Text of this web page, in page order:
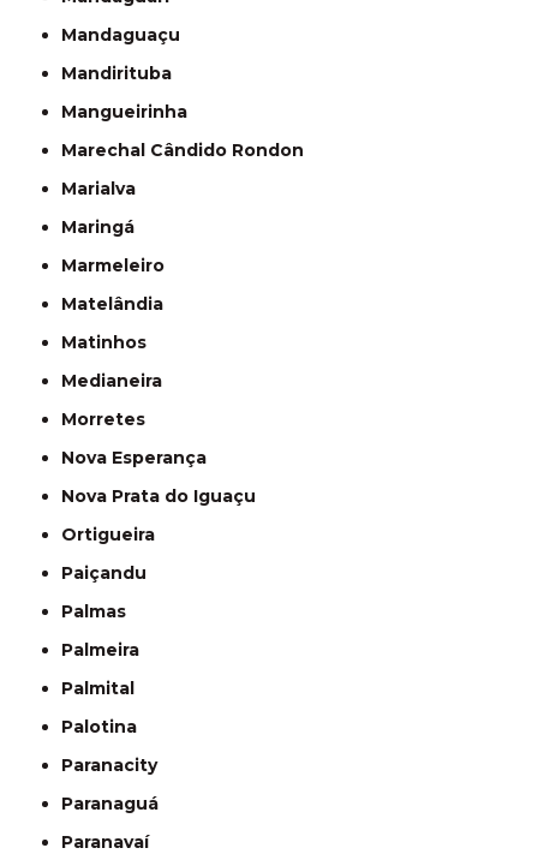
Mandaguaçu
Mandirituba
Mangueirinha
Marechal Cândido Rondon
Marialva
Maringá
Marmeleiro
Matelândia
Matinhos
Medianeira
Morretes
Nova Esperança
Nova Prata do Iguaçu
Ortigueira
Paiçandu
Palmas
Palmeira
Palmital
Palotina
Paranacity
Paranaguá
Paranavaí